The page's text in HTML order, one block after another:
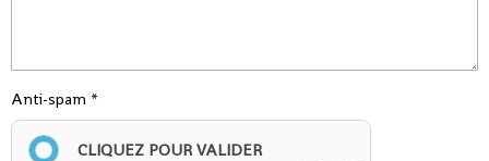
Anti-spam
CLIQUEZ POUR VALIDER